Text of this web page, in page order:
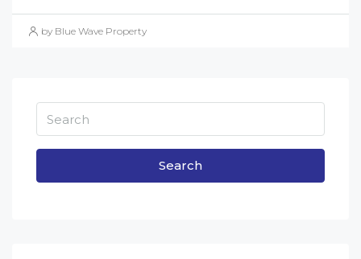
by Blue Wave Property
Search